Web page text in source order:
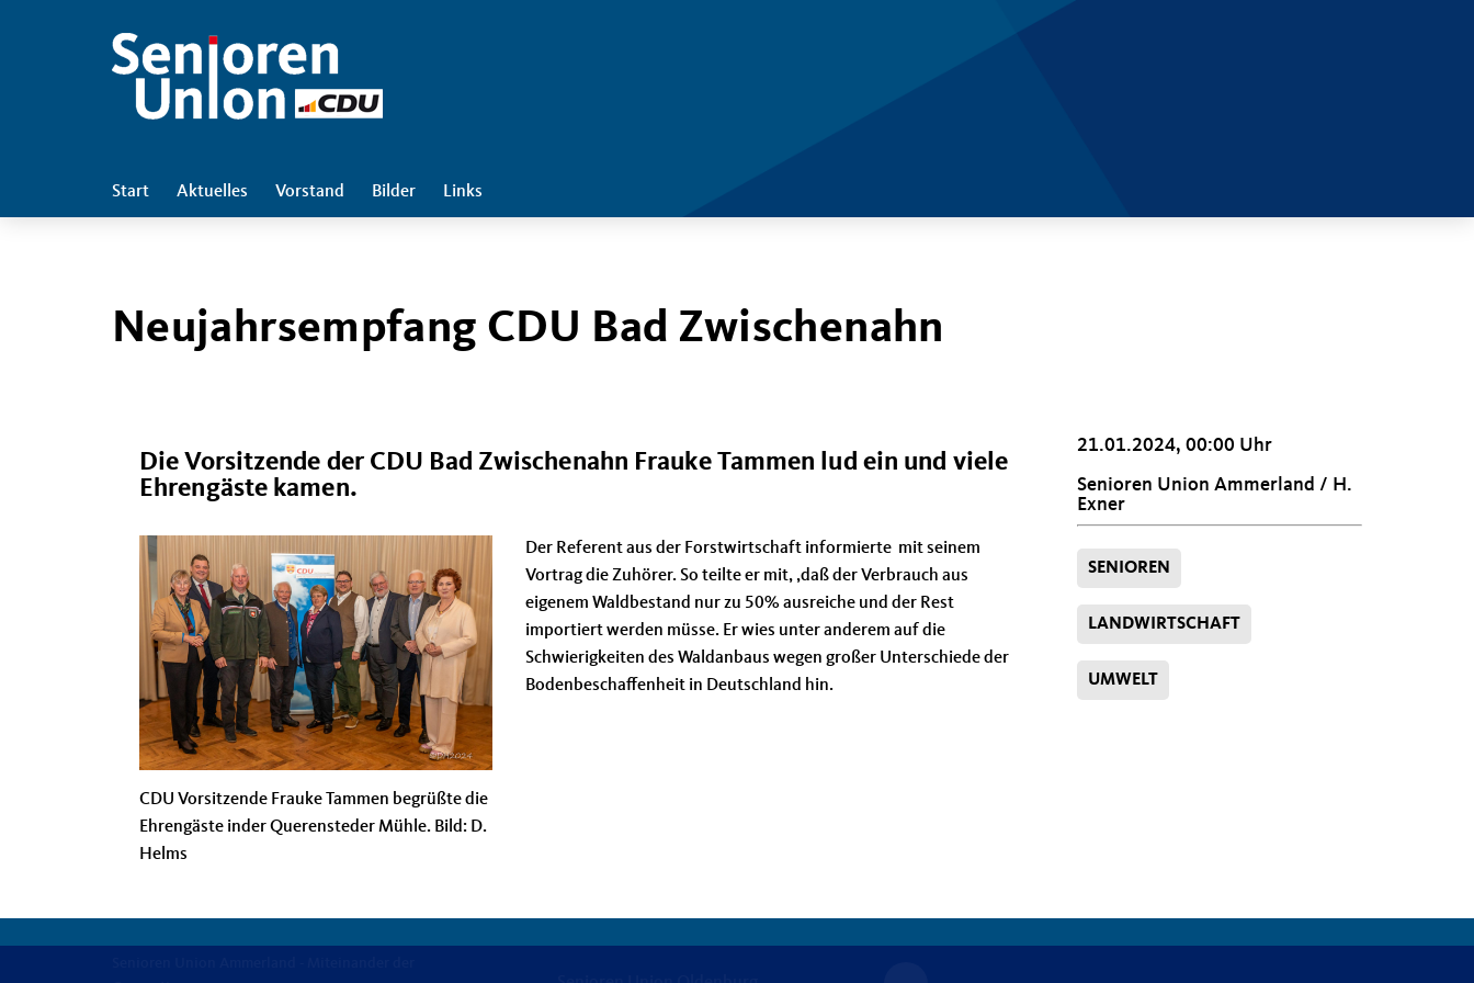
Start Aktuelles Vorstand Bilder Links
Neujahrsempfang CDU Bad Zwischenahn
Die Vorsitzende der CDU Bad Zwischenahn Frauke Tammen lud ein und viele
Ehrengäste kamen.
CDU Vorsitzende Frauke Tammen begrüßte die
Ehrengäste inder Querensteder Mühle. Bild: D.
Helms
Der Referent aus der Forstwirtschaft informierte mit seinem
Vortrag die Zuhörer. So teilte er mit, ,daß der Verbrauch aus
eigenem Waldbestand nur zu 50% ausreiche und der Rest
importiert werden müsse. Er wies unter anderem auf die
Schwierigkeiten des Waldanbaus wegen großer Unterschiede der
Bodenbeschaffenheit in Deutschland hin.
21.01.2024, 00:00 Uhr
Senioren Union Ammerland / H.
Exner
SENIOREN
LANDWIRTSCHAFT
UMWELT